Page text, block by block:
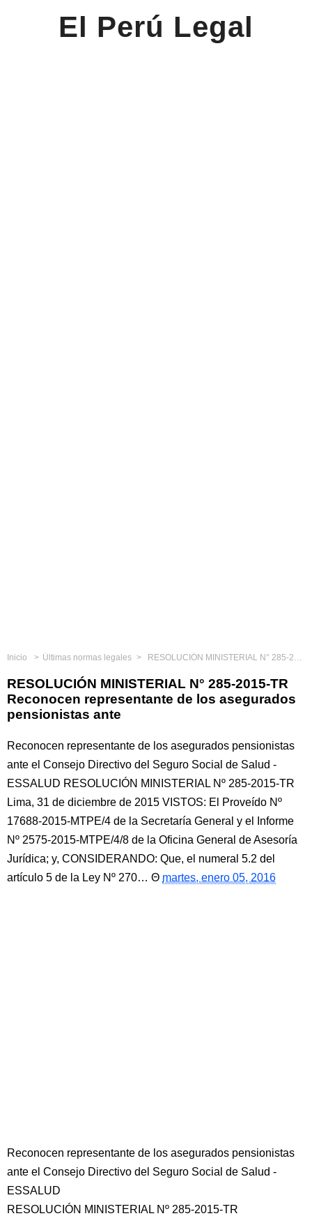
El Perú Legal
Inicio Últimas normas legales RESOLUCIÓN MINISTERIAL N° 285-2015-TR Reconocen representante de los asegurados pensionistas ante
RESOLUCIÓN MINISTERIAL N° 285-2015-TR
Reconocen representante de los asegurados
pensionistas ante
Reconocen representante de los asegurados pensionistas
ante el Consejo Directivo del Seguro Social de Salud -
ESSALUD RESOLUCIÓN MINISTERIAL Nº 285-2015-TR
Lima, 31 de diciembre de 2015 VISTOS: El Proveído Nº
17688-2015-MTPE/4 de la Secretaría General y el Informe
Nº 2575-2015-MTPE/4/8 de la Oficina General de Asesoría
Jurídica; y, CONSIDERANDO: Que, el numeral 5.2 del
artículo 5 de la Ley Nº 270…
martes, enero 05, 2016
Reconocen representante de los asegurados pensionistas
ante el Consejo Directivo del Seguro Social de Salud -
ESSALUD
RESOLUCIÓN MINISTERIAL Nº 285-2015-TR